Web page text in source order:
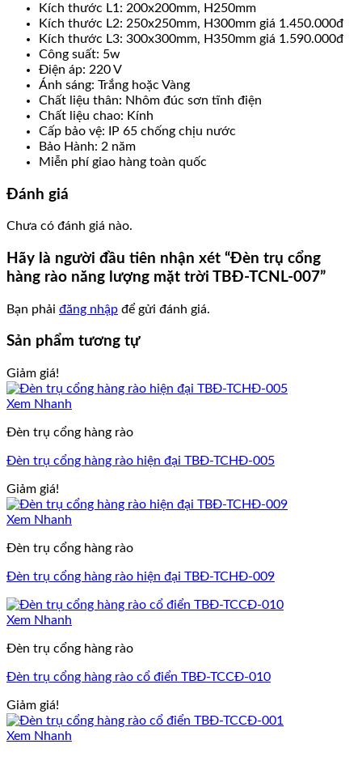
Kích thước L1: 200x200mm, H250mm
Kích thước L2: 250x250mm, H300mm giá 1.450.000đ
Kích thước L3: 300x300mm, H350mm giá 1.590.000đ
Công suất: 5w
Điện áp: 220 V
Ánh sáng: Trắng hoặc Vàng
Chất liệu thân: Nhôm đúc sơn tĩnh điện
Chất liệu chao: Kính
Cấp bảo vệ: IP 65 chống chịu nước
Bảo Hành: 2 năm
Miễn phí giao hàng toàn quốc
Đánh giá
Chưa có đánh giá nào.
Hãy là người đầu tiên nhận xét “Đèn trụ cổng
hàng rào năng lượng mặt trời TBĐ-TCNL-007”
Bạn phải đăng nhập để gửi đánh giá.
Sản phẩm tương tự
Giảm giá!
Xem Nhanh
Đèn trụ cổng hàng rào
Đèn trụ cổng hàng rào hiện đại TBĐ-TCHĐ-005
Giảm giá!
Xem Nhanh
Đèn trụ cổng hàng rào
Đèn trụ cổng hàng rào hiện đại TBĐ-TCHĐ-009
Xem Nhanh
Đèn trụ cổng hàng rào
Đèn trụ cổng hàng rào cổ điển TBĐ-TCCĐ-010
Giảm giá!
Xem Nhanh